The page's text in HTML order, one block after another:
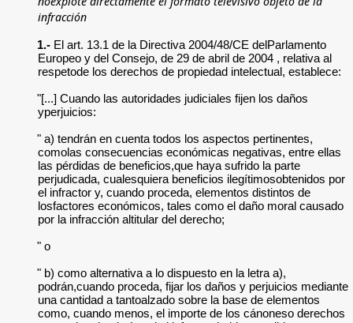
infracción
1.- El art. 13.1 de la Directiva 2004/48/CE delParlamento
Europeo y del Consejo, de 29 de abril de 2004 , relativa al
respetode los derechos de propiedad intelectual, establece:
"[...] Cuando las autoridades judiciales fijen los daños
yperjuicios:
" a) tendrán en cuenta todos los aspectos pertinentes,
comolas consecuencias económicas negativas, entre ellas
las pérdidas de beneficios,que haya sufrido la parte
perjudicada, cualesquiera beneficios ilegítimosobtenidos por
el infractor y, cuando proceda, elementos distintos de
losfactores económicos, tales como el daño moral causado
por la infracción altitular del derecho;
" o
" b) como alternativa a lo dispuesto en la letra a),
podrán,cuando proceda, fijar los daños y perjuicios mediante
una cantidad a tantoalzado sobre la base de elementos
como, cuando menos, el importe de los cánoneso derechos